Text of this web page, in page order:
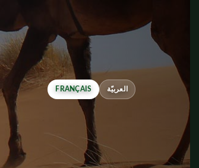
FRANÇAIS العربيّة